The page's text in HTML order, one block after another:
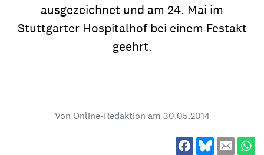
ausgezeichnet und am 24. Mai im
Stuttgarter Hospitalhof bei einem Festakt
geehrt.
Von Online-Redaktion am 30.05.2014